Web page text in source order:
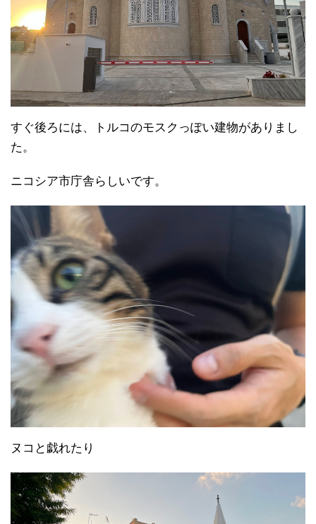
すぐ後ろには、トルコのモスクっぽい建物がありまし
た。
ニコシア市庁舎らしいです。
ヌコと戯れたり